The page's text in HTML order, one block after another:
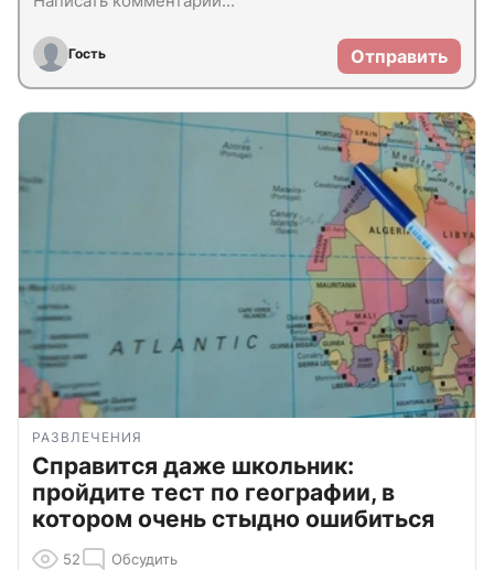
Гость Отправить
РАЗВЛЕЧЕНИЯ
Справится даже школьник:
пройдите тест по географии, в
котором очень стыдно ошибиться
52 Обсудить